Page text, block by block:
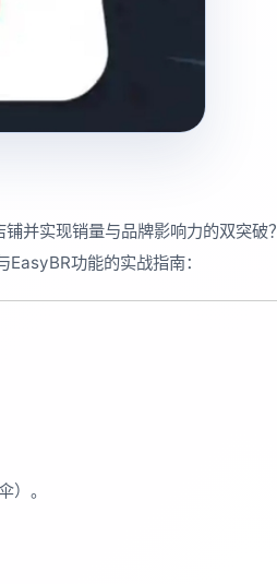
并实现销量与品牌影响力的双突破？
功能的实战指南：
）。